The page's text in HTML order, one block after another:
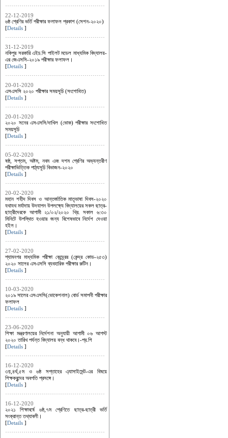
22-12-2019
৬ষ্ঠ শ্রেণির ভর্তি পরীক্ষার ফলাফল প্রকাশ (সেশন-২০২০)
[Details ]
31-12-2019
নকিপুর সরকারি এইচ.সি পাইলট মডেল মাধ্যমিক বিদ্যালয়-
এর জেএসসি-২০১৯ পরীক্ষার ফলাফল।
[Details ]
20-01-2020
এসএসসি ২০২০ পরীক্ষার সময়সূচি (সংশোধিত)
[Details ]
20-01-2020
২০২০ সনের এসএসসি/দাখিল (ভোক) পরীক্ষার সংশোধিত
সময়সূচি
[Details ]
05-02-2020
ষষ্ঠ, সপ্তম, অষ্টম, নবম এবং দশম শ্রেণির অভ্যন্তরীণ
পরীক্ষাভিত্তিক পাঠ্যসূচি বিভাজন-২০২০
[Details ]
20-02-2020
মহান শহীদ দিবস ও আন্তর্জাতিক মাতৃভাষা দিবস-২০২০
যথাযথ মর্যাদায় উদযাপন উপলক্ষ্যে বিদ্যালয়ের সকল ছাত্র-
ছাত্রীদেরকে আগামী ২১/০২/২০২০ খ্রি. সকাল ৬:৩০
মিনিটে উপস্থিত হওয়ার জন্য বিশেষভাবে নির্দেশ দেওয়া
হইল।
[Details ]
27-02-2020
শ্যামনগর মাধ্যমিক পরীক্ষা কেন্দ্র্রের (কেন্দ্র কোড-২৫৩)
২০২০ সালের এসএসসি ব্যবহারিক পরীক্ষার রুটিন।
[Details ]
10-03-2020
২০১৯ সালের এসএসসি(ভোকেশনাল) বোর্ড সমাপনী পরীক্ষার
ফলাফল
[Details ]
23-06-2020
শিক্ষা মন্ত্রণালয়ের নির্দেশনা অনুযায়ী আগামী ০৬ আগস্ট
২০২০ তারিখ পর্যন্ত বিদ্যালয় বন্ধ থাকবে।-প্র.শি
[Details ]
16-12-2020
৩য়,৪র্থ,৫ম ও ৬ষ্ঠ সপ্তাহের এ্যাসাইমেন্ট-এর বিষয়ে
শিক্ষকবৃন্দের অবগতি প্রসঙ্গে।
[Details ]
16-12-2020
২০২১ শিক্ষাবর্ষে ৬ষ্ঠ,৭ম শ্রেণিতে ছাত্র-ছাত্রী ভর্তি
সংক্রান্ত তথ্যাবলী।
[Details ]